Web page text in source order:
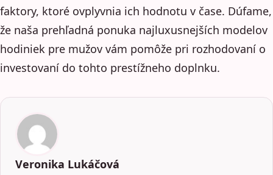
faktory, ktoré ovplyvnia ich hodnotu v čase. Dúfame,
že naša prehľadná ponuka najluxusnejších modelov
hodiniek pre mužov vám pomôže pri rozhodovaní o
investovaní do tohto prestížneho doplnku.
Veronika Lukáčová